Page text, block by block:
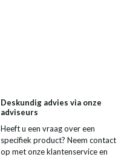
Deskundig advies via onze
adviseurs
Heeft u een vraag over een
specifiek product? Neem contact
op met onze klantenservice en